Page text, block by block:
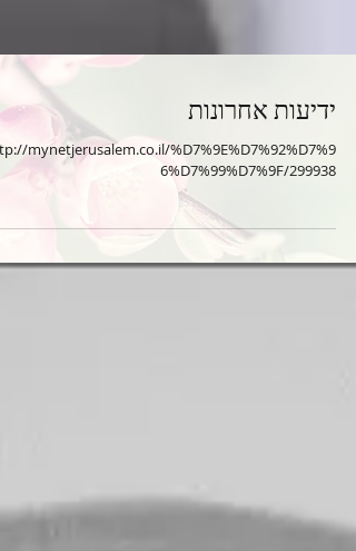
ידיעות אחרונות
mynetjerusalem.co.il/%D7%9E%D7%92%D7%9
6%D7%99%D7%9F/299938